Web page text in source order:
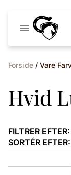
Forside / Vare
Hvid
FILTRER EFTER:
SORTÉR EFTER: